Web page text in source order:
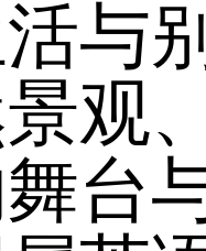
与
观
台